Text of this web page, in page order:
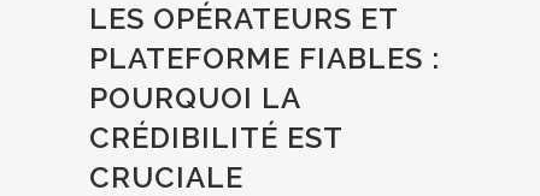
LES OPÉRATEURS ET
PLATEFORME FIABLES :
POURQUOI LA
CRÉDIBILITÉ EST
CRUCIALE